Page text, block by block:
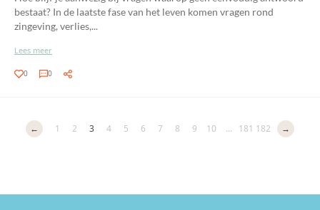
bestaat? In de laatste fase van het leven komen vragen rond
zingeving, verlies,...
Lees meer
0 0
← 1 2 3 4 5 6 7 8 9 10 ... 181 182 →